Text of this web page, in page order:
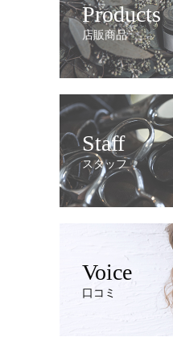
Products
店販商品
Staff
スタッフ
Voice
口コミ